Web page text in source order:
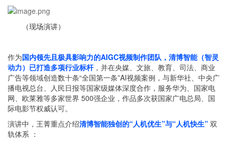
（现场演讲）
作为国内领先且极具影响力的AIGC视频制作团队，清博智能（智灵
动力）已打造多项行业标杆，并在央媒、文旅、教育、司法、商业
广告等领域创造数十条“全国第一条”AI视频案例，与新华社、中央广
播电视总台、人民日报等国家级媒体深度合作，服务华为、国家电
网、欧莱雅等多家世界 500强企业，作品多次获国家广电总局、国
际电影节权威认可。
演讲中，王菁重点介绍清博智能独创的“人机优生”与“人机快生” 双
轨体系 ：